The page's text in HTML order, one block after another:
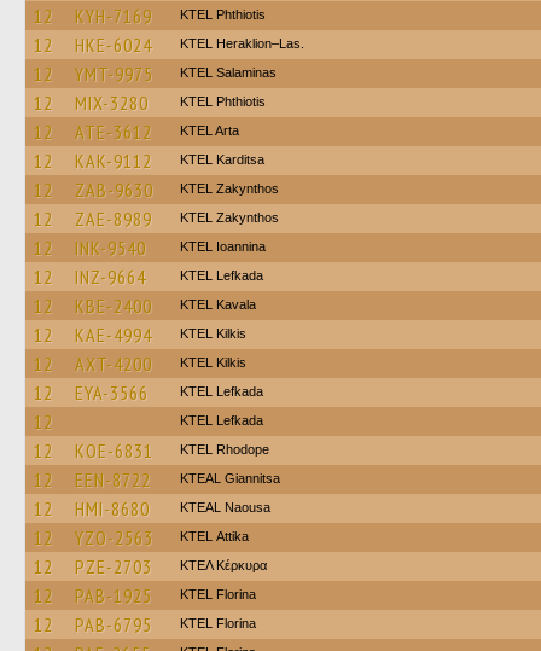
12 KYH-7169 ΚΤΕL Phthiotis
12 HKE-6024 KTEL Heraklion–Las.
12 YMT-9975 KTEL Salaminas
12 MIX-3280 ΚΤΕL Phthiotis
12 ATE-3612 KTEL Arta
12 KAK-9112 ΚΤΕL Karditsa
12 ZAB-9630 KTEL Zakynthos
12 ZAE-8989 KTEL Zakynthos
12 INK-9540 KTEL Ioannina
12 INZ-9664 KTEL Lefkada
12 KBE-2400 KTEL Kavala
12 KAE-4994 KTEL Kilkis
12 AXT-4200 KTEL Kilkis
12 EYA-3566 KTEL Lefkada
12 KTEL Lefkada
12 KOE-6831 KTEL Rhodope
12 EEN-8722 KTEAL Giannitsa
12 HMI-8680 KTEAL Naousa
12 YZO-2563 KΤΕL Αttika
12 PZE-2703 ΚΤΕΛ Κέρκυρα
12 PAB-1925 KTEL Florina
12 PAB-6795 KTEL Florina